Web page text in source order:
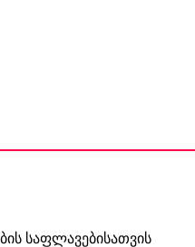
საფლავებისათვის